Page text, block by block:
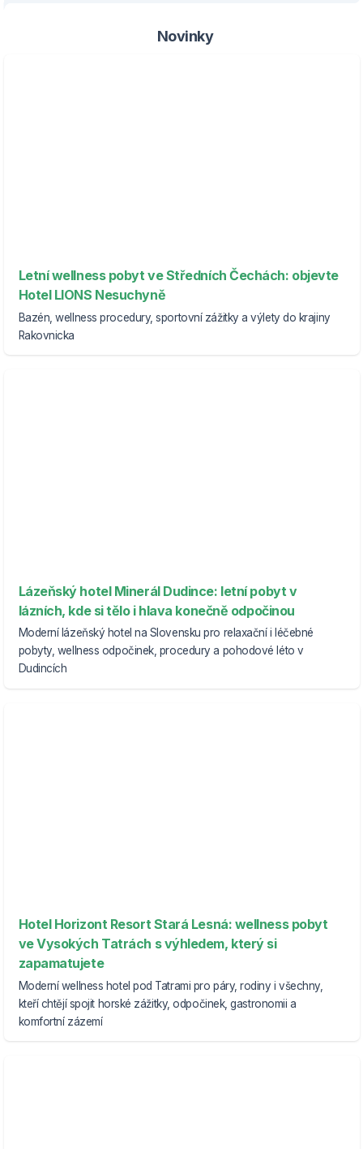
Novinky
Letní wellness pobyt ve Středních Čechách: objevte
Hotel LIONS Nesuchyně
Bazén, wellness procedury, sportovní zážitky a výlety do krajiny
Rakovnicka
Lázeňský hotel Minerál Dudince: letní pobyt v
lázních, kde si tělo i hlava konečně odpočinou
Moderní lázeňský hotel na Slovensku pro relaxační i léčebné
pobyty, wellness odpočinek, procedury a pohodové léto v
Dudincích
Hotel Horizont Resort Stará Lesná: wellness pobyt
ve Vysokých Tatrách s výhledem, který si
zapamatujete
Moderní wellness hotel pod Tatrami pro páry, rodiny i všechny,
kteří chtějí spojit horské zážitky, odpočinek, gastronomii a
komfortní zázemí